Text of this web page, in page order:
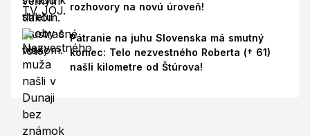
rozhovory na novú úroveň!
Pátranie na juhu Slovenska má smutný
koniec: Telo nezvestného Roberta († 61)
našli kilometre od Štúrova!